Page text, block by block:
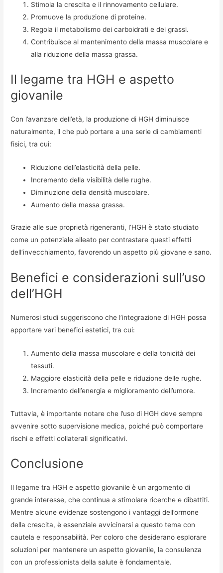
Stimola la crescita e il rinnovamento cellulare.
Promuove la produzione di proteine.
Regola il metabolismo dei carboidrati e dei grassi.
Contribuisce al mantenimento della massa muscolare e
alla riduzione della massa grassa.
Il legame tra HGH e aspetto
giovanile
Con l’avanzare dell’età, la produzione di HGH diminuisce
naturalmente, il che può portare a una serie di cambiamenti
fisici, tra cui:
Riduzione dell’elasticità della pelle.
Incremento della visibilità delle rughe.
Diminuzione della densità muscolare.
Aumento della massa grassa.
Grazie alle sue proprietà rigeneranti, l’HGH è stato studiato
come un potenziale alleato per contrastare questi effetti
dell’invecchiamento, favorendo un aspetto più giovane e sano.
Benefici e considerazioni sull’uso
dell’HGH
Numerosi studi suggeriscono che l’integrazione di HGH possa
apportare vari benefici estetici, tra cui:
Aumento della massa muscolare e della tonicità dei
tessuti.
Maggiore elasticità della pelle e riduzione delle rughe.
Incremento dell’energia e miglioramento dell’umore.
Tuttavia, è importante notare che l’uso di HGH deve sempre
avvenire sotto supervisione medica, poiché può comportare
rischi e effetti collaterali significativi.
Conclusione
Il legame tra HGH e aspetto giovanile è un argomento di
grande interesse, che continua a stimolare ricerche e dibattiti.
Mentre alcune evidenze sostengono i vantaggi dell’ormone
della crescita, è essenziale avvicinarsi a questo tema con
cautela e responsabilità. Per coloro che desiderano esplorare
soluzioni per mantenere un aspetto giovanile, la consulenza
con un professionista della salute è fondamentale.